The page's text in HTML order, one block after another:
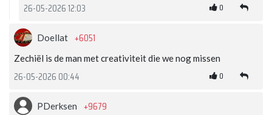
26-05-2026 12:03 0
Doellat +6051
Zechiël is de man met creativiteit die we nog missen
26-05-2026 00:44 0
PDerksen +9679